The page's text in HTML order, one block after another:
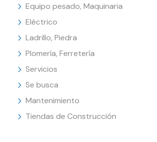
Equipo pesado, Maquinaria
Eléctrico
Ladrillo, Piedra
Plomería, Ferretería
Servicios
Se busca
Mantenimiento
Tiendas de Construcción